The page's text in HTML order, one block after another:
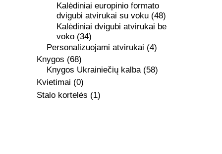
Kalėdiniai europinio formato
dvigubi atvirukai su voku (48)
Kalėdiniai dvigubi atvirukai be
voko (34)
Personalizuojami atvirukai (4)
Knygos (68)
Knygos Ukrainiečių kalba (58)
Kvietimai (0)
Stalo kortelės (1)